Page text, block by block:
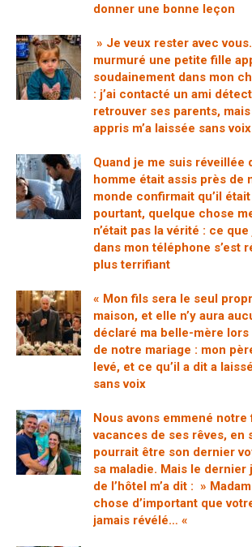
donner une bonne leçon
» Je veux rester avec
murmuré une petite fille
soudainement dans mon
: j’ai contacté un ami
retrouver ses parents, mais
appris m’a laissée sans voix
Quand je me suis réveillée
homme était assis près de
monde confirmait qu’il
pourtant, quelque chose
n’était pas la vérité : ce
dans mon téléphone s’est
plus terrifiant
« Mon fils sera le seul
maison, et elle n’y aura
déclaré ma belle-mère
de notre mariage : mon
levé, et ce qu’il a dit a
sans voix
Nous avons emmené
vacances de ses rêves, en
pourrait être son dernier
sa maladie. Mais le
de l’hôtel m’a dit : »
chose d’important que
jamais révélé… «